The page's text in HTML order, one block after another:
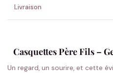
Livraison
Casquettes Père Fils –
Un regard, un sourire, et cette